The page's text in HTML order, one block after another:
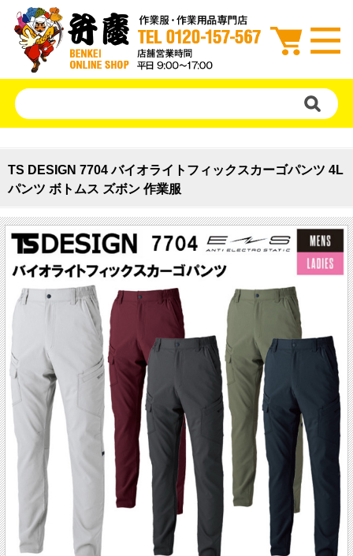
TS DESIGN 7704 バイオライトフィックスカーゴパンツ 4L
パンツ ボトムス ズボン 作業服